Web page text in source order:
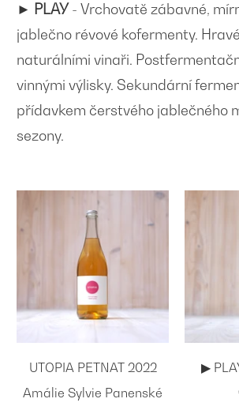
► PLAY - Vrchovatě zábavné,
jablečno révové kofermenty.
naturálními vinaři.
vinnýmivýlisky. Sekundární
přídavkem čerstvého jablečného
sezony.
UTOPIA PETNAT 2022
Amálie Sylvie Panenské
▶︎